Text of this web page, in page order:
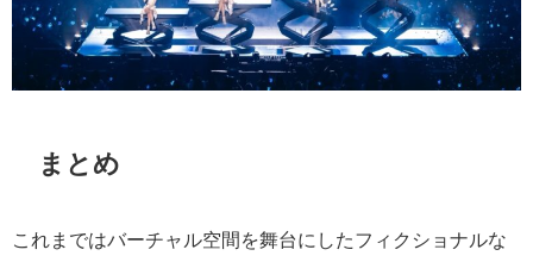
まとめ
これまではバーチャル空間を舞台にしたフィクショナルな